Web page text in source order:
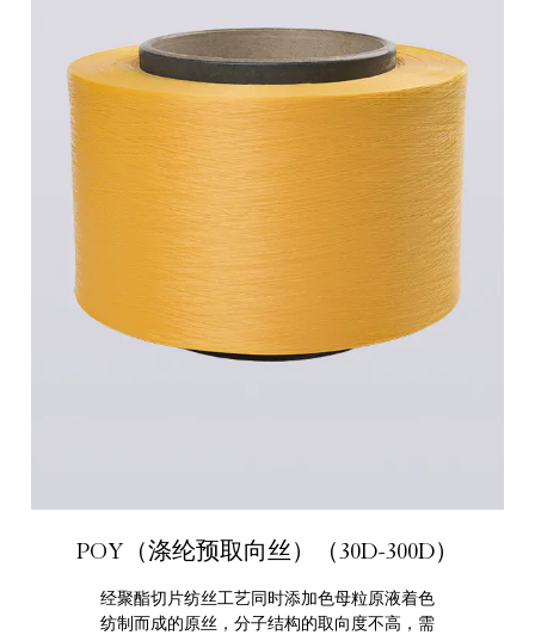
POY（涤纶预取向丝）（30D-300D）
经聚酯切片纺丝工艺同时添加色母粒原液着色
纺制而成的原丝，分子结构的取向度不高，需